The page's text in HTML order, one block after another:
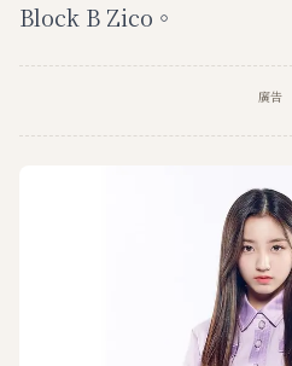
Block B Zico。
廣告